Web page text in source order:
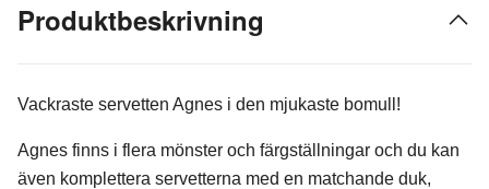
Produktbeskrivning
Vackraste servetten Agnes i den mjukaste bomull!
Agnes finns i flera mönster och färgställningar och du kan
även komplettera servetterna med en matchande duk,